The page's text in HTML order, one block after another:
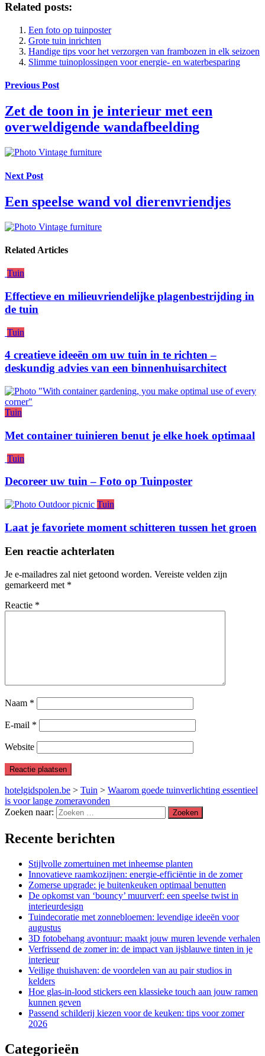
Related posts:
Een foto op tuinposter
Grote tuin inrichten
Handige tips voor het verzorgen van frambozen in elk seizoen
Slimme tuinoplossingen voor energie- en waterbesparing
Previous Post
Zet de toon in je interieur met een
overweldigende wandafbeelding
Next Post
Een speelse wand vol dierenvriendjes
Related Articles
Tuin
Effectieve en milieuvriendelijke plagenbestrijding in
de tuin
Tuin
4 creatieve ideeën om uw tuin in te richten –
deskundig advies van een binnenhuisarchitect
Tuin
Met container tuinieren benut je elke hoek optimaal
Tuin
Decoreer uw tuin – Foto op Tuinposter
Tuin
Laat je favoriete moment schitteren tussen het groen
Een reactie achterlaten
Je e-mailadres zal niet getoond worden. Vereiste velden zijn
gemarkeerd met *
Reactie *
Naam *
E-mail *
Website
hotelgidspolen.be > Tuin > Waarom goede tuinverlichting essentieel
is voor lange zomeravonden
Zoeken naar:
Recente berichten
Stijlvolle zomertuinen met inheemse planten
Innovatieve raamkozijnen: energie-efficiëntie in de zomer
Zomerse upgrade: je buitenkeuken optimaal benutten
De opkomst van ‘bouncy’ muurverf: een speelse twist in
interieurdesign
Tuindecoratie met zonnebloemen: levendige ideeën voor
augustus
3D fotobehang avontuur: maakt jouw muren levende verhalen
Verfrissend de zomer in: de impact van ijsblauwe tinten in je
interieur
Veilige thuishaven: de voordelen van au pair studios in
kelders
Hoe glas-in-lood stickers een klassieke touch aan jouw ramen
kunnen geven
Passend schilderij kiezen voor de keuken: tips voor zomer
2026
Categorieën